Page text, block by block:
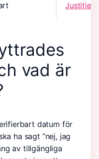
vad är
datum för
ha sagt ”nej, jag
av tillgängliga